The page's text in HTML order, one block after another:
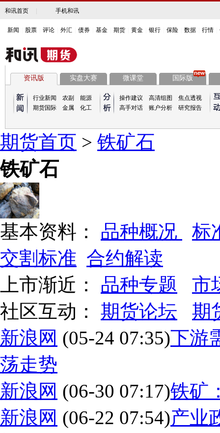
和讯首页 手机和讯
新闻 股票 评论 外汇 债券 基金 期货 黄金 银行 保险 数据 行情
资讯版 实盘大赛 微课堂 国际版
行业新闻 农副
能源
期货国际
金属 化工
操作建议 高清组图
焦点透视
高手对话
账户分析 研究报告
期货首页 > 铁矿石
铁矿石
基本资料： 品种概况
标
交割标准 合约解读
上市渐近： 品种专题
市
社区互动： 期货论坛
期
新浪网 (05-24 07:35)下游
荡走势
新浪网 (06-30 07:17)铁矿
新浪网 (06-22 07:54)产业